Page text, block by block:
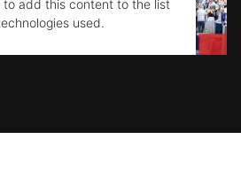
to add this content to the list
used.
byUsercentrics Consent